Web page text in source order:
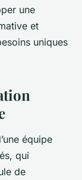
une
et
uniques
équipe
qui
de